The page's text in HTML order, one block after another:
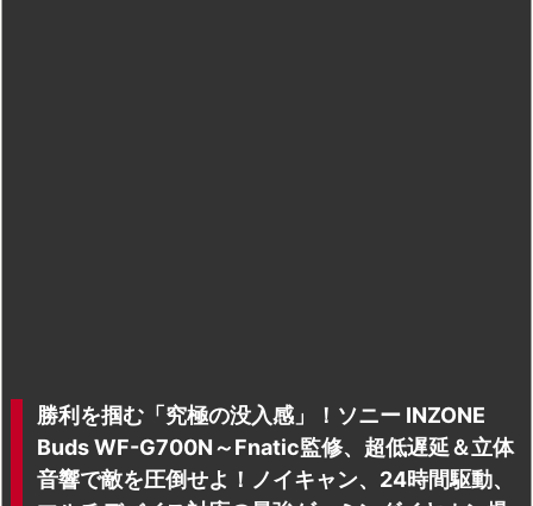
勝利を掴む「究極の没入感」！ソニー INZONE
Buds WF-G700N～Fnatic監修、超低遅延＆立体
音響で敵を圧倒せよ！ノイキャン、24時間駆動、